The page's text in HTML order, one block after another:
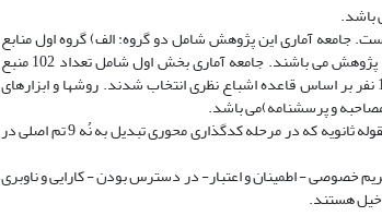
باشد.
جامعه آماری این پژوهش شامل دو گروه: الف) گروه اول منابع
اطلاعاتی سه گانه(شامل: کتابها، مقالات و پایاننامه ها) و ب) گروه دوم شامل خِبرگان متخصصین آگاه به موضوع پژوهش می باشند. جامعه آماری بخش اول شامل تعداد 102 منبع
اطلاعاتی بود که با روش نمونه گیری قضاوتی،تعداد 46 منبع انتخاب شدند.برای گروه دوم جامعه آماری تعداد 18 نفر بر اساس قاعده اشباع نظری انتخاب شدند. روشها و ابزارهای
مصاحبه و پرسشنامه)می باشد.
نتایج: برای کدگذاری اولیه تعداد 241 مقوله شناسایی و این کدها با توجه به جنبه مفهومی مشترک تبدیل به 167 مقوله ثانویه که در مرحله کدگذاری محوری تبدیل به نُه 9 تم اصلی در
خصوصی - اطمینان و اعتبار- در دسترس بودن - کارایی و ناوبری
هستند.